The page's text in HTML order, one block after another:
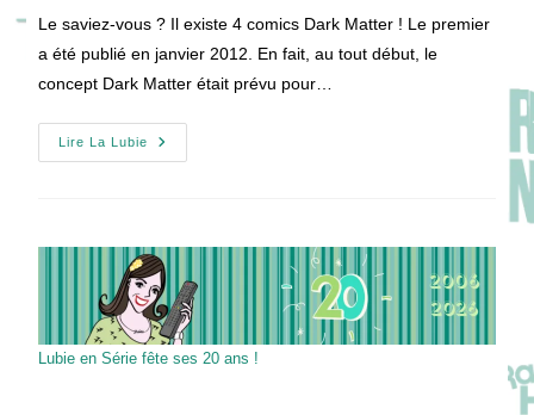
Le saviez-vous ? Il existe 4 comics Dark Matter ! Le premier
a été publié en janvier 2012. En fait, au tout début, le
concept Dark Matter était prévu pour…
Lire La Lubie
Dark
Matter
Lubie en Série fête ses 20 ans !